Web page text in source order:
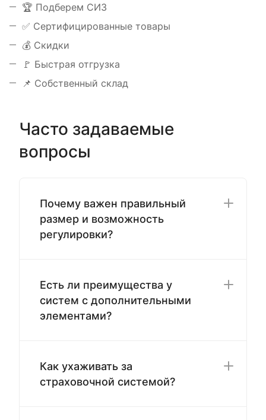
️🏆 Подберем СИЗ
✅ Сертифицированные товары
💰 Скидки
🚩 Быстрая отгрузка
📌 Собственный склад
Часто задаваемые
вопросы
Почему важен правильный
размер и возможность
регулировки?
Есть ли преимущества у
систем с дополнительными
элементами?
Как ухаживать за
страховочной системой?